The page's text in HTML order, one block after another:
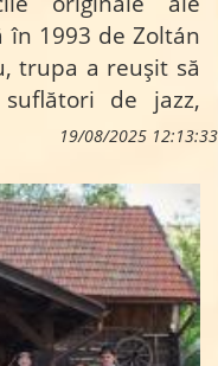
în 1993 de Zoltán
trupa a reușit să
de jazz,
19/08/2025 12:13:33